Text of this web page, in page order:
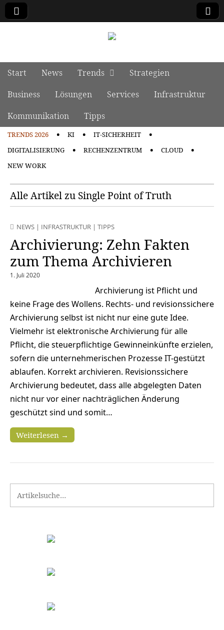
Main menu
Skip to content
Start News Trends
Strategien
Business
Lösungen Services
Infrastruktur
Kommunikation
Tipps
TRENDS 2026 KI
IT-SICHERHEIT
DIGITALISIERUNG
RECHENZENTRUM
CLOUD
NEW WORK
Alle Artikel zu Single Point of Truth
NEWS | INFRASTRUKTUR | TIPPS
Archivierung: Zehn Fakten
zum Thema Archivieren
1. Juli 2020
Archivierung ist Pflicht und
keine Frage des Wollens. Rechts- und revisionssichere
Archivierung selbst ist nicht nur eine gute Idee.
Vielmehr ist elektronische Archivierung für alle
Pflicht, die steuerpflichtige Gewinneinkünfte erzielen,
sofern die unternehmerischen Prozesse IT-gestützt
ablaufen. Korrekt archivieren. Revisionssichere
Archivierung bedeutet, dass alle abgelegten Daten
nicht nur vor einer nachträglichen Änderung
geschützt sind und somit…
Weiterlesen →